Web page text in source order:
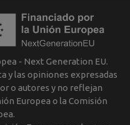
- Next Generation EU.
y las opiniones expresadas
o autores y no reflejan
Europea o la Comisión